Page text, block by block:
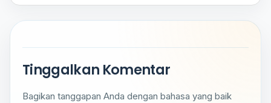
Tinggalkan Komentar
Bagikan tanggapan Anda dengan bahasa yang baik